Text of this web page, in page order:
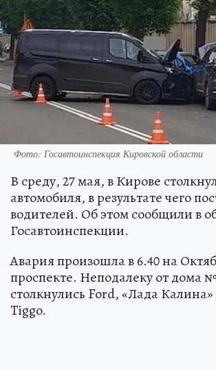
Фото: Госавтоинспекция Кировской области
В среду, 27 мая, в Кирове
автомобиля, в результате чего
водителей. Об этом сообщили в
Госавтоинспекции.
Авария произошла в 6.40 на
проспекте. Неподалеку от дома
столкнулись Ford, «Лада
Tiggo.